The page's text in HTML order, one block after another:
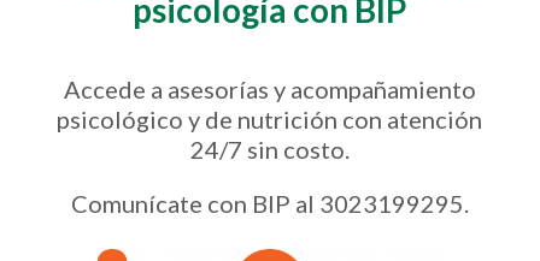
psicología con BIP
Accede a asesorías y acompañamiento
psicológico y de nutrición con atención
24/7 sin costo.
Comunícate con BIP al 3023199295.